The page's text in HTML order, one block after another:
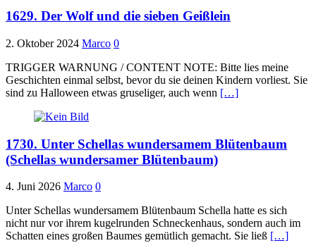
1629. Der Wolf und die sieben Geißlein
2. Oktober 2024 Marco 0
TRIGGER WARNUNG / CONTENT NOTE: Bitte lies meine
Geschichten einmal selbst, bevor du sie deinen Kindern vorliest. Sie
sind zu Halloween etwas gruseliger, auch wenn […]
1730. Unter Schellas wundersamem Blütenbaum
(Schellas wundersamer Blütenbaum)
4. Juni 2026 Marco 0
Unter Schellas wundersamem Blütenbaum Schella hatte es sich
nicht nur vor ihrem kugelrunden Schneckenhaus, sondern auch im
Schatten eines großen Baumes gemütlich gemacht. Sie ließ […]